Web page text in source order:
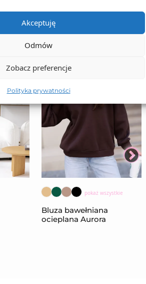
Akceptuję
Odmów
Zobacz preferencje
Polityka prywatności
pokaż wszystkie
Bluza bawełniana
ocieplana Aurora